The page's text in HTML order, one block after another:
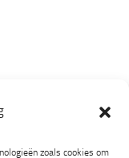
zoals cookies om